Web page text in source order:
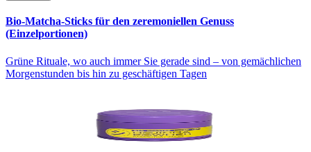
Bio-Matcha-Sticks für den zeremoniellen Genuss
(Einzelportionen)
Grüne Rituale, wo auch immer Sie gerade sind – von gemächlichen
Morgenstunden bis hin zu geschäftigen Tagen